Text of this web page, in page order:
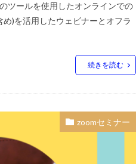
ツールを使用したオンラインでの
)を活用したウェビナーとオフラ
続きを読む
zoomセミナー
対応は丁寧に 面接
面接が苦
けること